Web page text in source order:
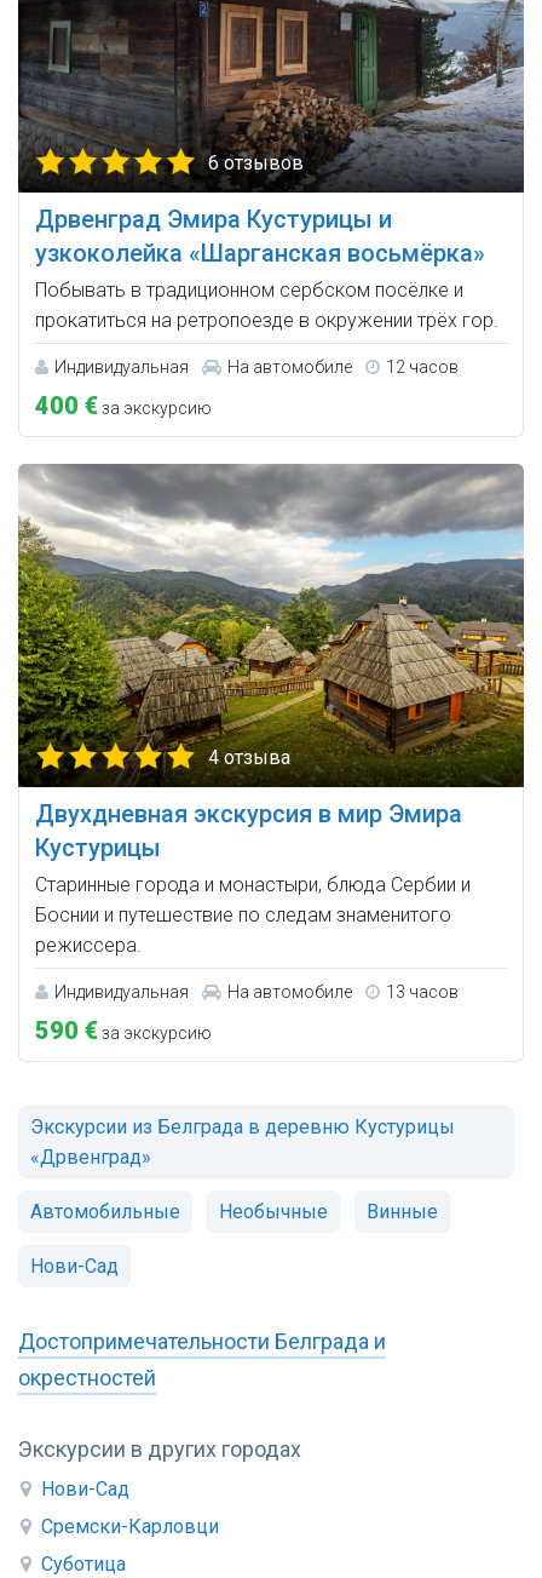
Экскурсии в других городах
Нови-Сад
Сремски-Карловци
Суботица
6 отзывов
Дрвенград Эмира Кустурицы и
узкоколейка «Шарганская восьмёрка»
Побывать в традиционном сербском посёлке и
прокатиться на ретропоезде в окружении трёх гор.
Индивидуальная На автомобиле 12 часов
400 €за экскурсию
4 отзыва
Двухдневная экскурсия в мир Эмира
Кустурицы
Старинные города и монастыри, блюда Сербии и
Боснии и путешествие по следам знаменитого
режиссера.
Индивидуальная На автомобиле 13 часов
590 €за экскурсию
Экскурсии из Белграда в деревню Кустурицы
«Дрвенград»
Автомобильные Необычные Винные
Нови-Сад
Достопримечательности Белграда и
окрестностей